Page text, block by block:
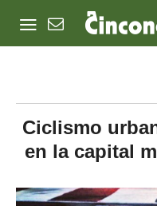
Ciclismo
en la capital